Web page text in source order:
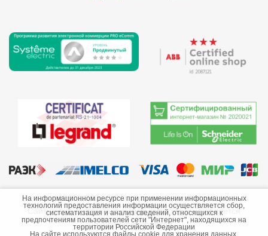
©2013-2026 ООО «Краснодарэлектро»
Сайт носит информационный характер и не является
публичной офертой.
На информационном ресурсе при применении информационных
технологий предоставления информации осуществляется сбор,
систематизация и анализ сведений, относящихся к
предпочтениям пользователей сети "Интернет", находящихся на
территории Российской Федерации
На сайте используются файлы cookie для хранения данных.